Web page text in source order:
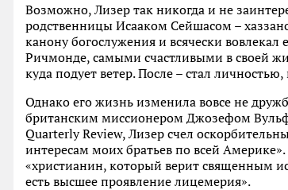
Возможно, Лизер так никогда и не
родственницы Исааком Сейшасом –
канону богослужения и всячески
Ричмонде, самыми счастливыми в своей
куда подует ветер. После – стал
Однако его жизнь изменила вовсе не
британским миссионером Джозефом
Quarterly Review, Лизер счел
интересам моих братьев по всей
«христианин, который верит священным
есть высшее проявление лицемерия».